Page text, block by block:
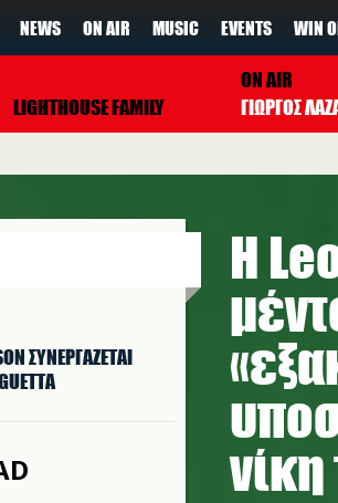
NEWS ON AIR MUSIC EVENTS WIN
LIGHTHOUSE FAMILY
ON AIR
ΓΙΩΡΓΟΣ
ΣΥΝΕΡΓAΖΕΤΑΙ
Η